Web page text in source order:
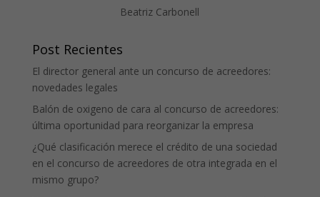
Beatriz Carbonell
Post Recientes
El director general ante un concurso de acreedores:
novedades legales
Balón de oxigeno de cara al concurso de acreedores:
última oportunidad para reorganizar la empresa
¿Qué clasificación merece el crédito de una sociedad
en el concurso de acreedores de otra integrada en el
mismo grupo?